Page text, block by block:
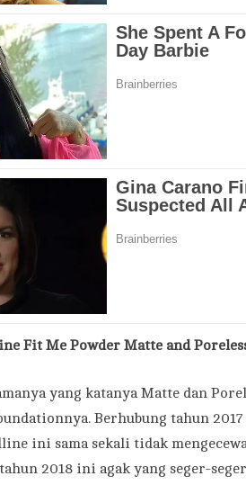
Fit Me Powder Matte and
yang katanya Matte dan
Berhubung tahun
ini sama sekali tidak
2018 ini agak yang seger-